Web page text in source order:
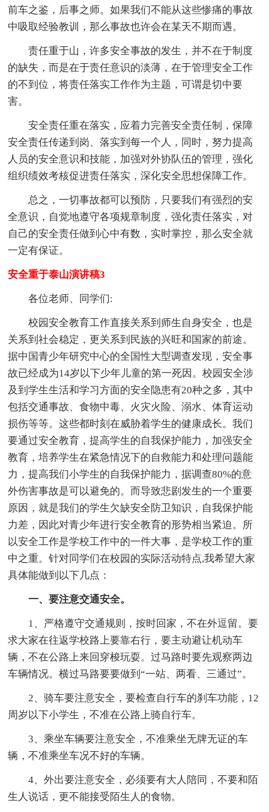
前车之鉴，后事之师。如果我们不能从这些惨痛的事故
中吸取经验教训，那么事故也许会在某天不期而遇。
责任重于山，许多安全事故的发生，并不在于制度
的缺失，而是在于责任意识的淡薄，在于管理安全工作
的不到位，将责任落实工作作为主题，可谓是切中要
害。
安全责任重在落实，应着力完善安全责任制，保障
安全责任传递到岗、落实到每一个人，同时，努力提高
人员的安全意识和技能，加强对外协队伍的管理，强化
组织绩效考核促进责任落实，深化安全思想保障工作。
总之，一切事故都可以预防，只要我们有强烈的安
全意识，自觉地遵守各项规章制度，强化责任落实，对
自己的安全责任做到心中有数，实时掌控，那么安全就
一定有保证。
安全重于泰山演讲稿3
各位老师、同学们:
校园安全教育工作直接关系到师生自身安全，也是
关系到社会稳定，更关系到民族的兴旺和国家的前途。
据中国青少年研究中心的全国性大型调查发现，安全事
故已经成为14岁以下少年儿童的第一死因。校园安全涉
及到学生生活和学习方面的安全隐患有20种之多，其中
包括交通事故、食物中毒、火灾火险、溺水、体育运动
损伤等等。这些都时刻在威胁着学生的健康成长。我们
要通过安全教育，提高学生的自我保护能力，加强安全
教育，培养学生在紧急情况下的自救能力和处理问题能
力，提高我们小学生的自我保护能力，据调查80%的意
外伤害事故是可以避免的。而导致悲剧发生的一个重要
原因，就是我们的学生欠缺安全防卫知识，自我保护能
力差，因此对青少年进行安全教育的形势相当紧迫。所
以安全工作是学校工作中的一件大事，是学校工作的重
中之重。针对同学们在校园的实际活动特点,我希望大家
具体能做到以下几点：
一、要注意交通安全。
1、严格遵守交通规则，按时回家，不在外逗留。要
求大家在往返学校路上要靠右行，要主动避让机动车
辆，不在公路上来回穿梭玩耍。过马路时要先观察两边
车辆情况。横过马路要要做到“一站、两看、三通过”。
2、骑车要注意安全，要检查自行车的刹车功能，12
周岁以下小学生，不准在公路上骑自行车。
3、乘坐车辆要注意安全，不准乘坐无牌无证的车
辆，不准乘坐车况不好的车辆。
4、外出要注意安全，必须要有大人陪同，不要和陌
生人说话，更不能接受陌生人的食物。